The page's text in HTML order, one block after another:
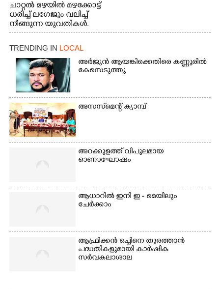
ചാറ്റൽ മഴയിൽ മഴക്കോട്ട്
ധരിച്ച് ലഗേജും വലിച്ച്
നീങ്ങുന്ന യുവതികൾ.
എറണാകുളം മേനകയിൽ
നിന്നുള്ള കാഴ്ച
TRENDING IN LOCAL
അർജുൻ ആയങ്കിക്കെതിരെ കണ്ണൂരിൽ
കേസെടുത്തു
അസസ്‌മെന്റ് ക്യാമ്പ്
അറക്കുളത്ത് വിപുലമായ
ഓണാഘോഷം
ആധാറിൽ ഇനി ഇ - മെയിലും
ചേർക്കാം
ആഫ്രിക്കൻ ഒച്ചിനെ തുരത്താൻ
പദ്ധതികളുമായി കാർഷിക
സർവകലാശാല